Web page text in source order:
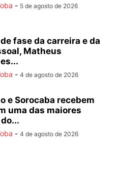
- 5 de agosto de 2026
fase da carreira e da
Matheus
- 4 de agosto de 2026
e Sorocaba recebem
uma das maiores
- 4 de agosto de 2026